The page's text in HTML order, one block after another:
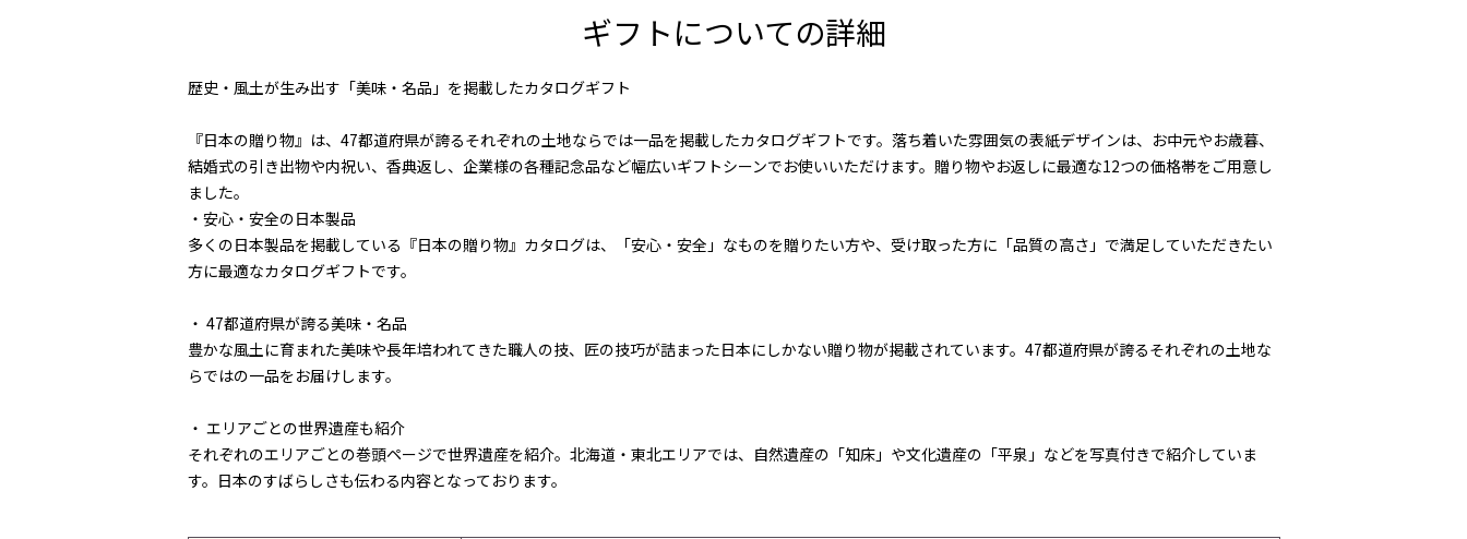
ギフトについての詳細
歴史・風土が生み出す「美味・名品」を掲載したカタログギフト
『日本の贈り物』は、47都道府県が誇るそれぞれの土地ならでは一品を掲載したカタログギフトです。落ち着いた雰囲気の表紙デザインは、お中元やお歳暮、
結婚式の引き出物や内祝い、香典返し、企業様の各種記念品など幅広いギフトシーンでお使いいただけます。贈り物やお返しに最適な12つの価格帯をご用意し
ました。
・安心・安全の日本製品
多くの日本製品を掲載している『日本の贈り物』カタログは、「安心・安全」なものを贈りたい方や、受け取った方に「品質の高さ」で満足していただきたい
方に最適なカタログギフトです。
・ 47都道府県が誇る美味・名品
豊かな風土に育まれた美味や長年培われてきた職人の技、匠の技巧が詰まった日本にしかない贈り物が掲載されています。47都道府県が誇るそれぞれの土地な
らではの一品をお届けします。
・ エリアごとの世界遺産も紹介
それぞれのエリアごとの巻頭ページで世界遺産を紹介。北海道・東北エリアでは、自然遺産の「知床」や文化遺産の「平泉」などを写真付きで紹介していま
す。日本のすばらしさも伝わる内容となっております。